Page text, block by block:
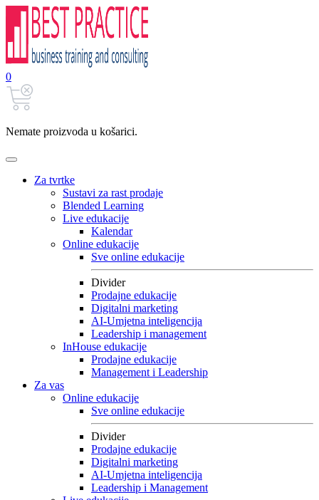
0
Nemate proizvoda u košarici.
Za tvrtke
Sustavi za rast prodaje
Blended Learning
Live edukacije
Kalendar
Online edukacije
Sve online edukacije
Divider
Prodajne edukacije
Digitalni marketing
AI-Umjetna inteligencija
Leadership i management
InHouse edukacije
Prodajne edukacije
Management i Leadership
Za vas
Online edukacije
Sve online edukacije
Divider
Prodajne edukacije
Digitalni marketing
AI-Umjetna inteligencija
Leadership i Management